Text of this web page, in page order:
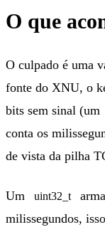
O que
O culpado é uma
fonte do XNU, o
bits sem sinal (um
conta os
de vista da pilha
Um uint32_t
milissegundos,